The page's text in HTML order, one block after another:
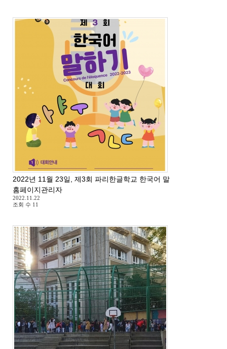
2022년 11월 23일, 제3회 파리한글학교 한국어 말하기 대회
홈페이지관리자
2022.11.22
조회 수 11